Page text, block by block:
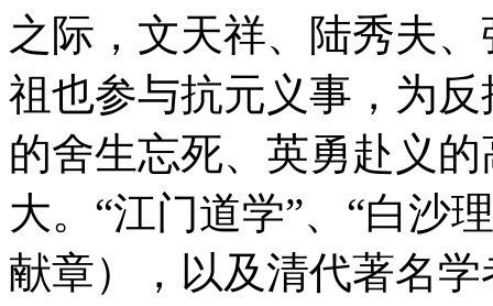
之际，文天祥、陆秀夫
祖也参与抗元义事，为
的舍生忘死、英勇赴义
大。“江门道学”、“白沙
献章），以及清代著名